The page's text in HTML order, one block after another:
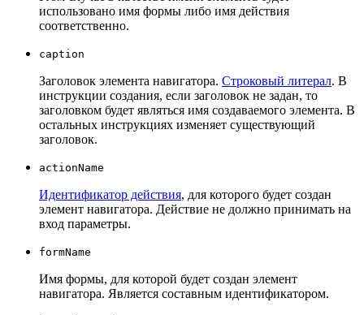
использовано имя формы либо имя действия
соответственно.
caption
Заголовок элемента навигатора. Строковый литерал. В
инструкции создания, если заголовок не задан, то
заголовком будет являться имя создаваемого элемента. В
остальных инструкциях изменяет существующий
заголовок.
actionName
Идентификатор действия, для которого будет создан
элемент навигатора. Действие не должно принимать на
вход параметры.
formName
Имя формы, для которой будет создан элемент
навигатора. Является составным идентификатором.